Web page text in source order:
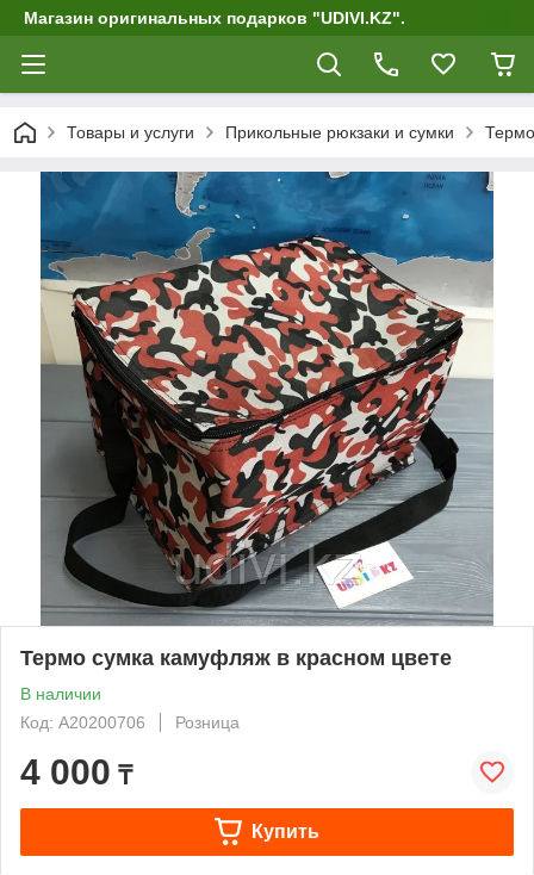
Магазин оригинальных подарков "UDIVI.KZ".
Товары и услуги Прикольные рюкзаки и сумки
Термо сумка камуфляж в красном цвете
В наличии
Код: А20200706
Розница
4 000 ₸
Купить